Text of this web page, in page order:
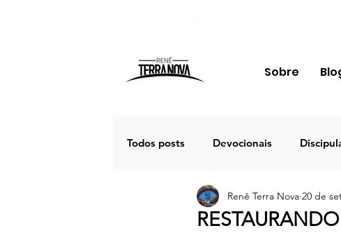
Sobre
Todos posts Devocionais
Estudos Palavra
Renê Terra Nova 20 de